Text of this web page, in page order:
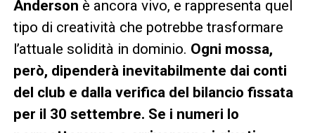
Anderson è ancora vivo, e rappresenta quel
tipo di creatività che potrebbe trasformare
l’attuale solidità in dominio. Ogni mossa,
però, dipenderà inevitabilmente dai conti
del club e dalla verifica del bilancio fissata
per il 30 settembre. Se i numeri lo